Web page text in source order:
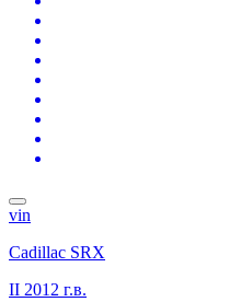
vin
Cadillac SRX
II 2012 г.в.